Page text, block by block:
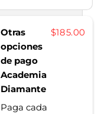
Otras
opciones
de pago
Academia
Diamante
$185.00
Paga cada